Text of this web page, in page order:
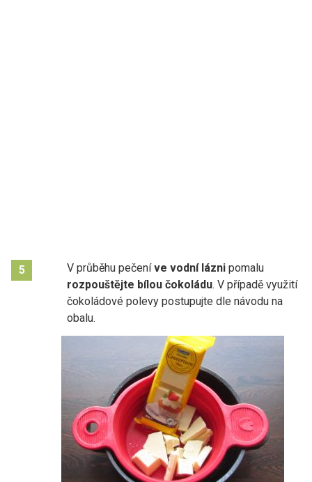
5 V průběhu pečeníve vodní lázni pomalu
rozpouštějte bílou čokoládu. V případě využití
čokoládové polevy postupujte dle návodu na
obalu.